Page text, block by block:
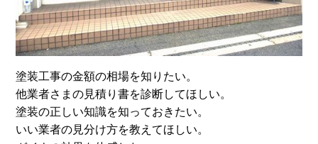
塗装工事の金額の相場を知りたい。
他業者さまの見積り書を診断してほしい。
塗装の正しい知識を知っておきたい。
いい業者の見分け方を教えてほしい。